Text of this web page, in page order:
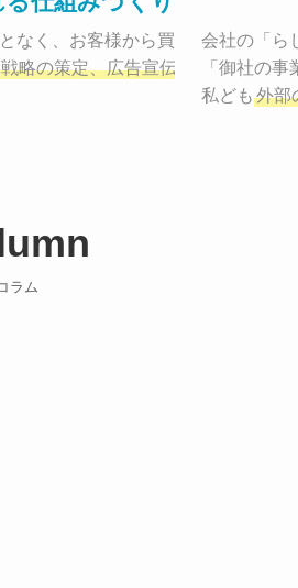
でしょうか。
スを適した場所へ届けるために、
なく、お客様から買いたくなる状
略の策定、広告宣伝に効果検証ま
会社の「ら
「御社の
私ども 外部
ラム